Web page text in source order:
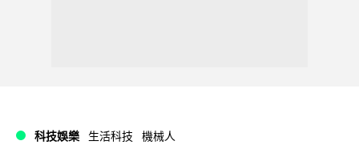
科技娛樂 生活科技 機械人